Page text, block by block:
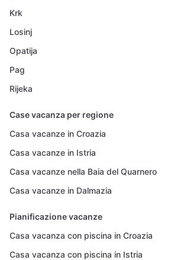
Krk
Losinj
Opatija
Pag
Rijeka
Case vacanza per regione
Casa vacanze in Croazia
Casa vacanze in Istria
Casa vacanze nella Baia del Quarnero
Casa vacanze in Dalmazia
Pianificazione vacanze
Casa vacanza con piscina in Croazia
Casa vacanza con piscina in Istria